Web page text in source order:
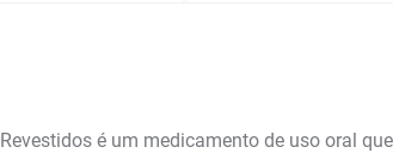
é um medicamento de uso oral